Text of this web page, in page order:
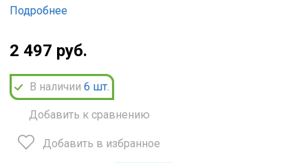
Подробнее
2 497 руб.
В наличии 6 шт.
Добавить к сравнению
Добавить в избранное